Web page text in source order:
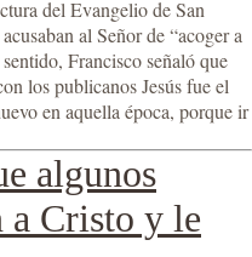
del Evangelio de San
al Señor de “acoger a
Francisco señaló que
los publicanos Jesús fue el
en aquella época, porque ir
algunos
a Cristo y le